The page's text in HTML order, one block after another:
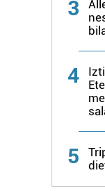
3
4
5